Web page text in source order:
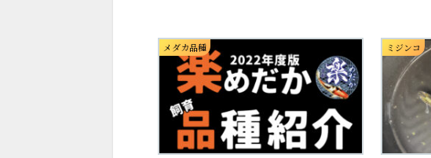
メダカ品種 ミジンコ